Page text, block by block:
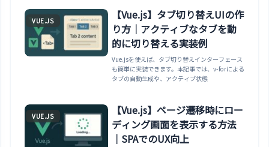
VUE.JS
【Vue.js】タブ切り替えUIの作
り方｜アクティブなタブを動
的に切り替える実装例
Vue.jsを使えば、タブ切り替えインターフェース
も簡単に実装できます。本記事では、v-forによる
タブの自動生成や、アクティブ状態
VUE.JS
【Vue.js】ページ遷移時にロー
ディング画面を表示する方法
｜SPAでのUX向上